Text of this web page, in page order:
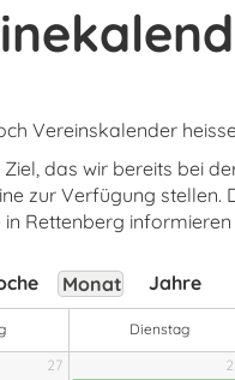
Vereinskalender
Ziel, das wir bereits bei
zur Verfügung stellen.
Rettenberg
Monat Jahre
Dienstag
27